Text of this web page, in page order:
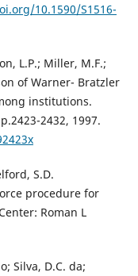
10.1590/S1516-
L.P.; Miller, M.F.;
of Warner- Bratzler
institutions.
2432, 1997.
S.D.
procedure for
Roman L
Silva, D.C. da;